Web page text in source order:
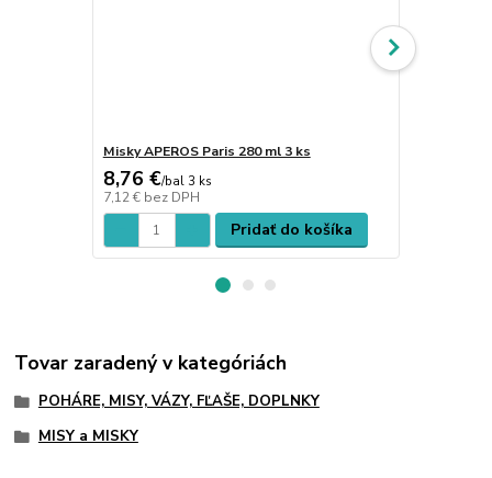
Misky APEROS Paris 280 ml 3 ks
8,76 €/bal 3 ks
7,12 € bez DPH
Pridať do košíka
Tovar zaradený v kategóriách
POHÁRE, MISY, VÁZY, FĽAŠE, DOPLNKY
MISY a MISKY